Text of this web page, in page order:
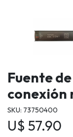
Fuente
conexión
SKU: 73750400
U$ 57.90